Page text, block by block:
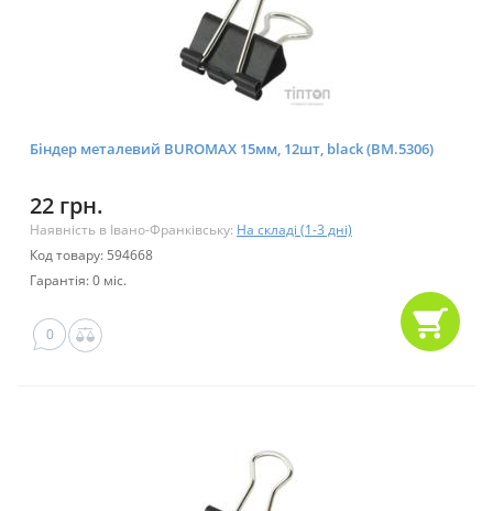
Біндер металевий BUROMAX 15мм, 12шт, black (BM.5306)
22 грн.
Наявність в Івано-Франківську: На складі (1-3 дні)
Код товару: 594668
Гарантія: 0 міс.
0